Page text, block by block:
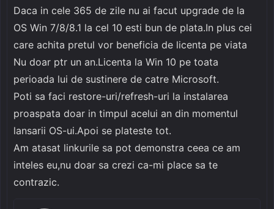
Daca in cele 365 de zile nu ai facut upgrade de la
OS Win 7/8/8.1 la cel 10 esti bun de plata.In plus cei
care achita pretul vor beneficia de licenta pe viata
Nu doar ptr un an.Licenta la Win 10 pe toata
perioada lui de sustinere de catre Microsoft.
Poti sa faci restore-uri/refresh-uri la instalarea
proaspata doar in timpul acelui an din momentul
lansarii OS-ui.Apoi se plateste tot.
Am atasat linkurile sa pot demonstra ceea ce am
inteles eu,nu doar sa crezi ca-mi place sa te
contrazic.